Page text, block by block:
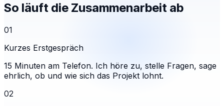
So läuft die Zusammenarbeit ab
01
Kurzes Erstgespräch
15 Minuten am Telefon. Ich höre zu, stelle Fragen, sage
ehrlich, ob und wie sich das Projekt lohnt.
02